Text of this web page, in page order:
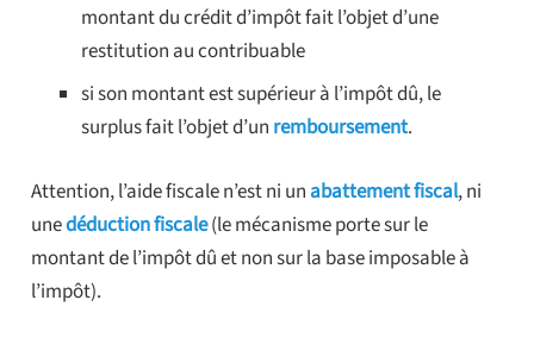
montant du crédit d’impôt fait l’objet d’une
restitution au contribuable
si son montant est supérieur à l’impôt dû, le
surplus fait l’objet d’un remboursement.
Attention, l’aide fiscale n’est ni unabattement fiscal, ni
unedéduction fiscale(le mécanisme porte sur le
montant de l’impôt dû et non sur la base imposable à
l’impôt).